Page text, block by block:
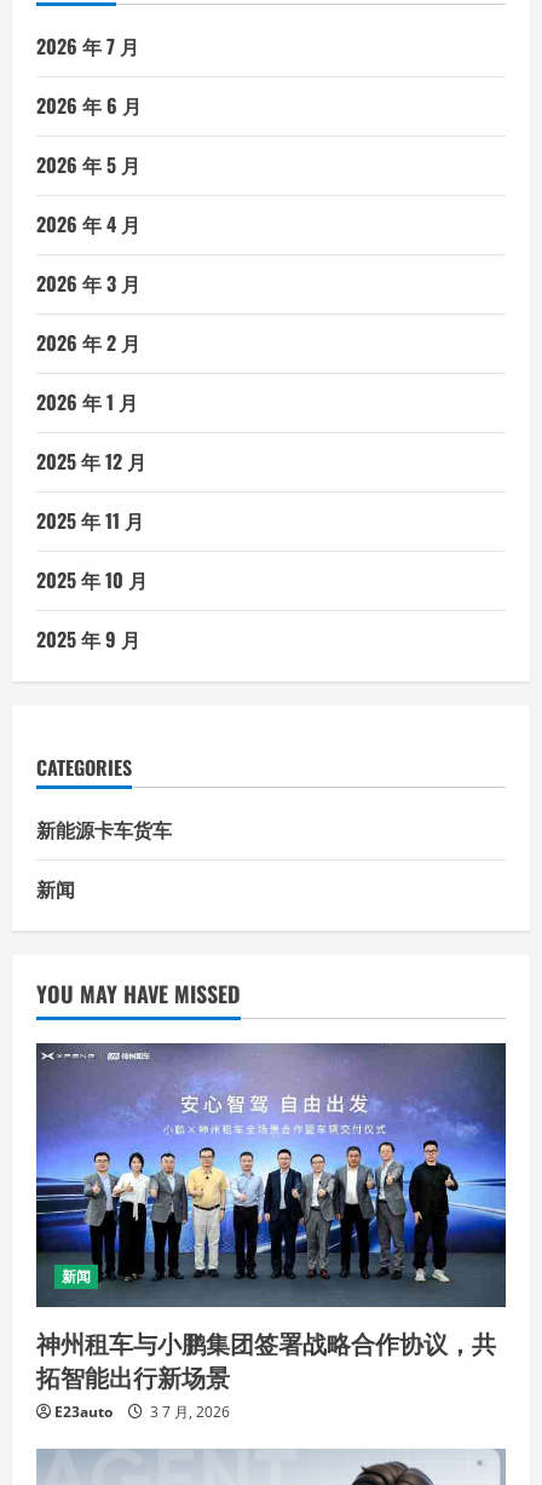
2026 年 7 月
2026 年 6 月
2026 年 5 月
2026 年 4 月
2026 年 3 月
2026 年 2 月
2026 年 1 月
2025 年 12 月
2025 年 11 月
2025 年 10 月
2025 年 9 月
CATEGORIES
新能源卡车货车
新闻
YOU MAY HAVE MISSED
新闻
神州租车与小鹏集团签署战略合作协议，共
拓智能出行新场景
E23auto 3 7 月, 2026